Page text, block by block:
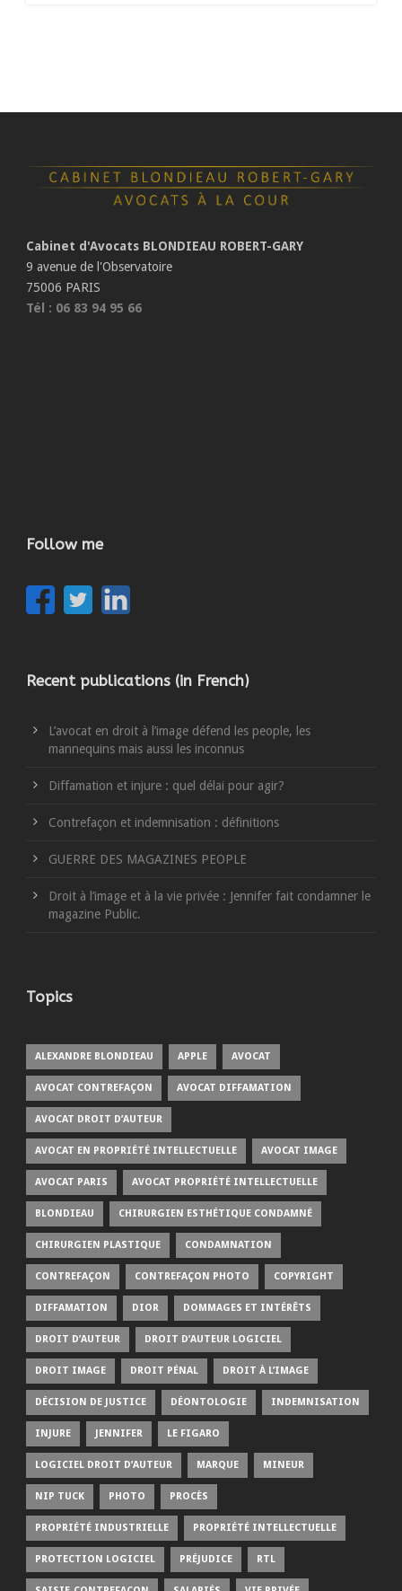
Cabinet d'Avocats BLONDIEAU ROBERT-GARY
9 avenue de l'Observatoire
75006 PARIS
Tél : 06 83 94 95 66
Follow me
Recent publications (in French)
L’avocat en droit à l’image défend les people, les
mannequins mais aussi les inconnus
Diffamation et injure : quel délai pour agir?
Contrefaçon et indemnisation : définitions
GUERRE DES MAGAZINES PEOPLE
Droit à l’image et à la vie privée : Jennifer fait condamner le
magazine Public.
Topics
ALEXANDRE BLONDIEAU APPLE AVOCAT
AVOCAT CONTREFAÇON AVOCAT DIFFAMATION
AVOCAT DROIT D’AUTEUR
AVOCAT EN PROPRIÉTÉ INTELLECTUELLE AVOCAT IMAGE
AVOCAT PARIS AVOCAT PROPRIÉTÉ INTELLECTUELLE
BLONDIEAU CHIRURGIEN ESTHÉTIQUE CONDAMNÉ
CHIRURGIEN PLASTIQUE CONDAMNATION
CONTREFAÇON CONTREFAÇON PHOTO COPYRIGHT
DIFFAMATION DIOR DOMMAGES ET INTÉRÊTS
DROIT D’AUTEUR DROIT D’AUTEUR LOGICIEL
DROIT IMAGE DROIT PÉNAL DROIT À L’IMAGE
DÉCISION DE JUSTICE DÉONTOLOGIE INDEMNISATION
INJURE JENNIFER LE FIGARO
LOGICIEL DROIT D’AUTEUR MARQUE MINEUR
NIP TUCK PHOTO PROCÈS
PROPRIÉTÉ INDUSTRIELLE PROPRIÉTÉ INTELLECTUELLE
PROTECTION LOGICIEL PRÉJUDICE RTL